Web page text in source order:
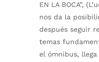
EN LA BOCA”,
nos da la
después seguir
temas
el ómnibus,